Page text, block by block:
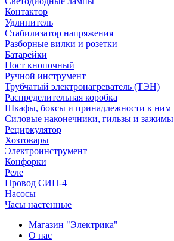
Контактор
Удлинитель
Стабилизатор напряжения
Разборные вилки и розетки
Батарейки
Пост кнопочный
Ручной инструмент
Трубчатый электронагреватель (ТЭН)
Распределительная коробка
Шкафы, боксы и принадлежности к ним
Силовые наконечники, гильзы и зажимы
Рециркулятор
Хозтовары
Электроинструмент
Конфорки
Реле
Провод СИП-4
Насосы
Часы настенные
Магазин "Электрика"
О нас